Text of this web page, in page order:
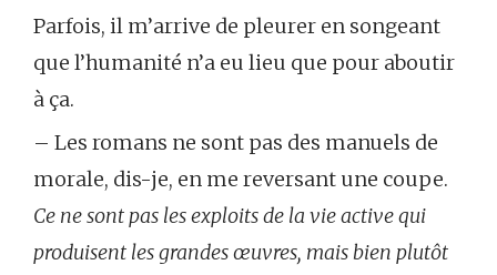
Parfois, il m’arrive de pleurer en songeant
que l’humanité n’a eu lieu que pour aboutir
à ça.
– Les romans ne sont pas des manuels de
morale, dis-je, en me reversant une coupe.
Ce ne sont pas les exploits de la vie active qui
produisent les grandes œuvres, mais bien plutôt